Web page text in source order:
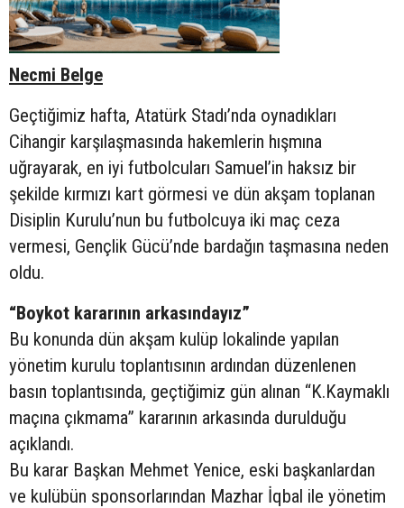
Necmi Belge
Geçtiğimiz hafta, Atatürk Stadı’nda oynadıkları
Cihangir karşılaşmasında hakemlerin hışmına
uğrayarak, en iyi futbolcuları Samuel’in haksız bir
şekilde kırmızı kart görmesi ve dün akşam toplanan
Disiplin Kurulu’nun bu futbolcuya iki maç ceza
vermesi, Gençlik Gücü’nde bardağın taşmasına neden
oldu.
“Boykot kararının arkasındayız”
Bu konunda dün akşam kulüp lokalinde yapılan
yönetim kurulu toplantısının ardından düzenlenen
basın toplantısında, geçtiğimiz gün alınan “K.Kaymaklı
maçına çıkmama” kararının arkasında durulduğu
açıklandı.
Bu karar Başkan Mehmet Yenice, eski başkanlardan
ve kulübün sponsorlarından Mazhar İqbal ile yönetim